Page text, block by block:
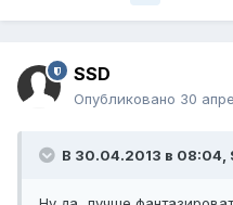
SSD
Опубликовано 30
В 30.04.2013 в 08:04,